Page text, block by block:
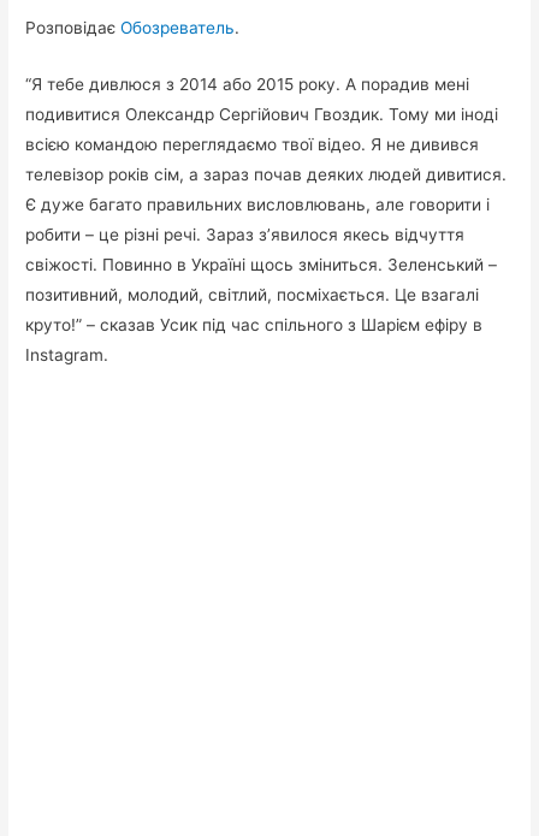
РозповідаєОбозреватель.
“Я тебе дивлюся з 2014 або 2015 року. А порадив мені
подивитися Олександр Сергійович Гвоздик. Тому ми іноді
всією командою переглядаємо твої відео. Я не дивився
телевізор років сім, а зараз почав деяких людей дивитися.
Є дуже багато правильних висловлювань, але говорити і
робити – це різні речі. Зараз з’явилося якесь відчуття
свіжості. Повинно в Україні щось зміниться. Зеленський –
позитивний, молодий, світлий, посміхається. Це взагалі
круто!” – сказав Усик під час спільного з Шарієм ефіру в
Instagram.